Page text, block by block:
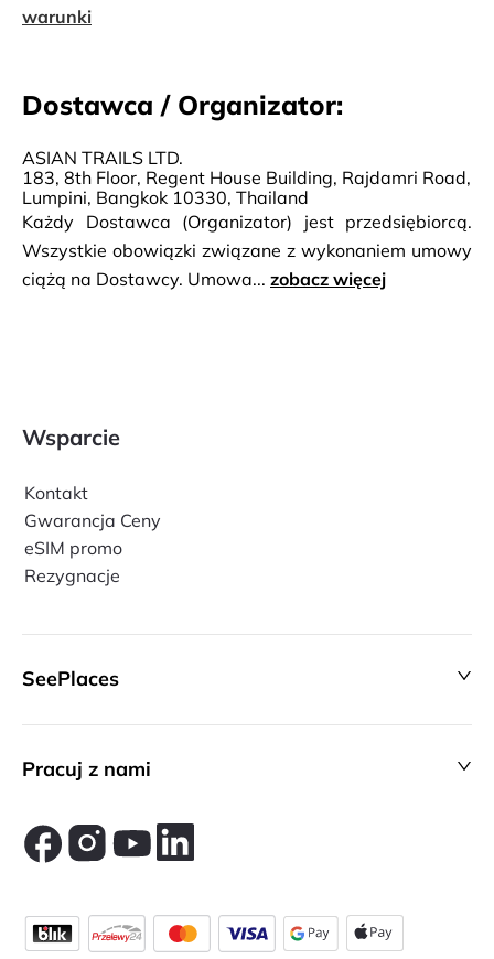
warunki
Dostawca / Organizator:
ASIAN TRAILS LTD.
183, 8th Floor, Regent House Building, Rajdamri Road,
Lumpini, Bangkok 10330, Thailand
Każdy Dostawca (Organizator) jest przedsiębiorcą.
Wszystkie obowiązki związane z wykonaniem umowy
ciążą na Dostawcy. Umowa... zobacz więcej
Wsparcie
Kontakt
Gwarancja Ceny
eSIM promo
Rezygnacje
SeePlaces
Pracuj z nami